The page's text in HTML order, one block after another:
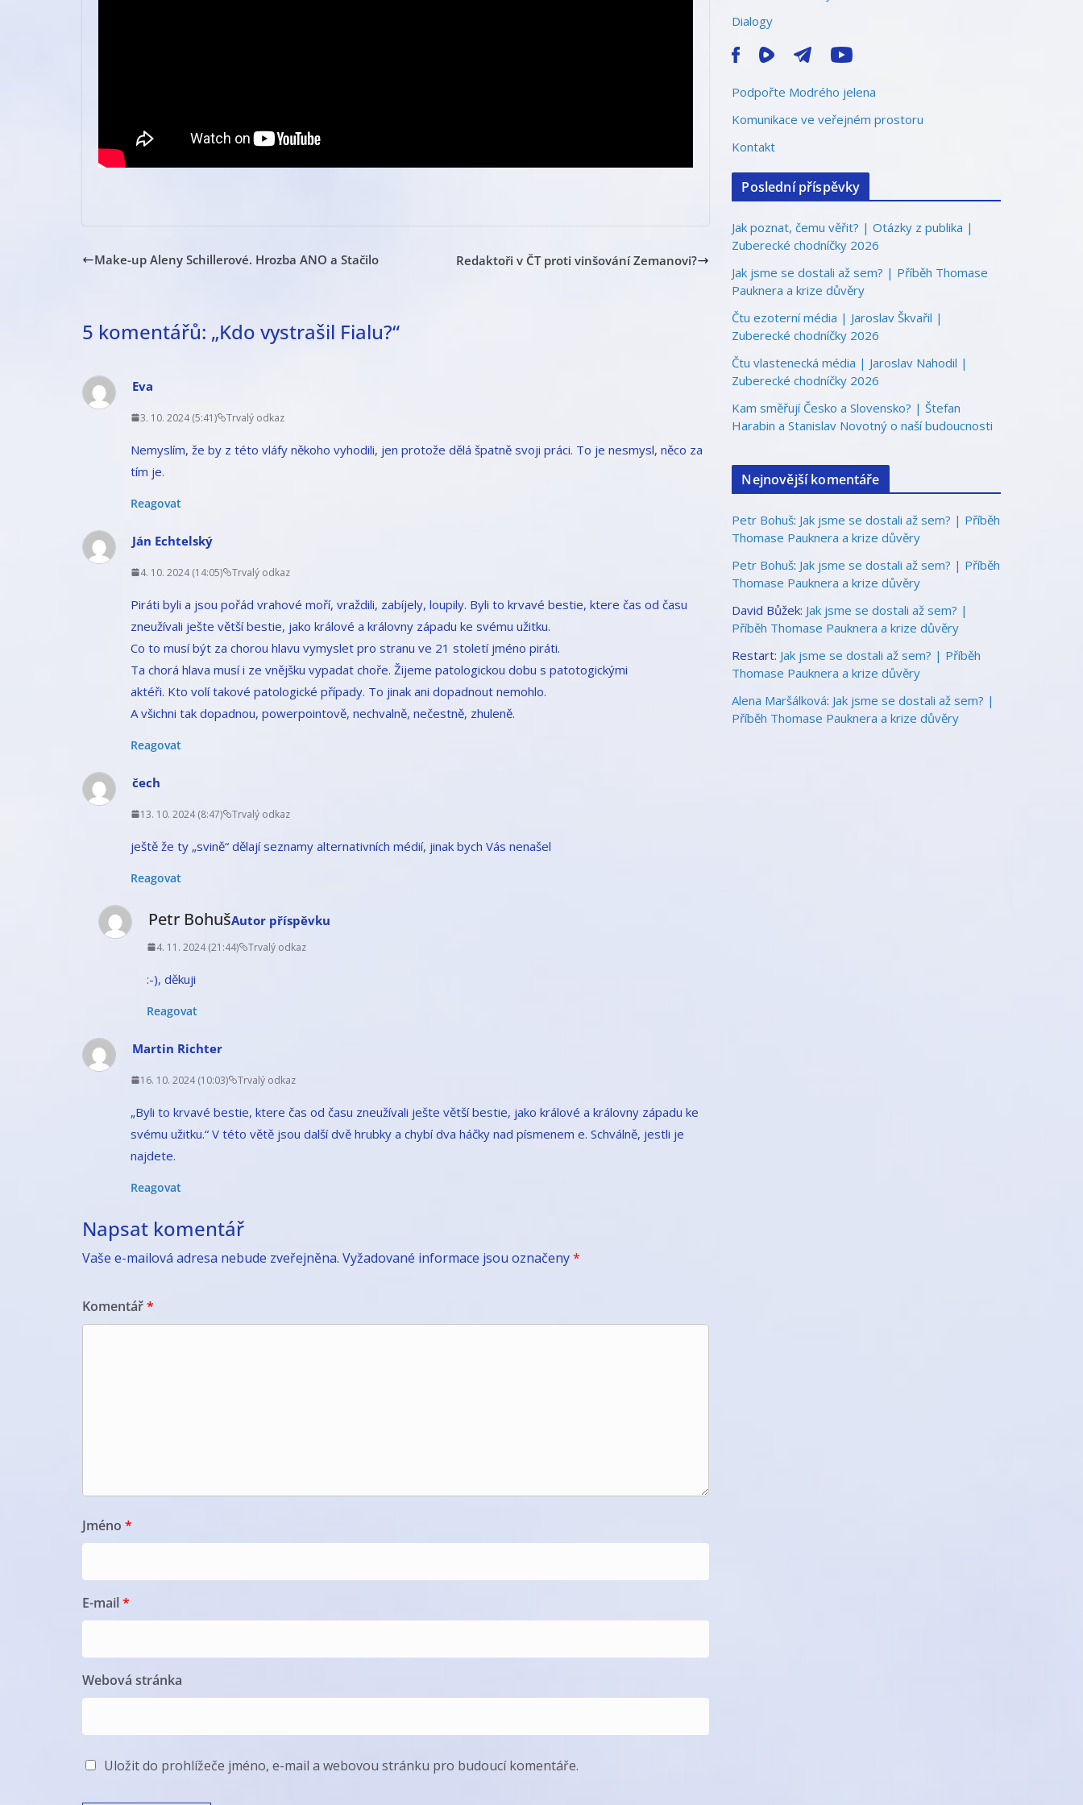
Make-up Aleny Schillerové. Hrozba ANO a Stačilo Redaktoři v ČT proti vinšování Zemanovi?
5 komentářů: „Kdo vystrašil Fialu?“
Eva
3. 10. 2024 (5:41) Trvalý odkaz
Nemyslím, že by z této vláfy někoho vyhodili, jen protože dělá špatně svoji práci. To je nesmysl, něco za
tím je.
Reagovat
Ján Echtelský
4. 10. 2024 (14:05) Trvalý odkaz
Piráti byli a jsou pořád vrahové moří, vraždili, zabíjely, loupily. Byli to krvavé bestie, ktere čas od času
zneužívali ješte větší bestie, jako králové a královny západu ke svému užitku.
Co to musí být za chorou hlavu vymyslet pro stranu ve 21 století jméno piráti.
Ta chorá hlava musí i ze vnějšku vypadat choře. Žijeme patologickou dobu s patotogickými
aktéři. Kto volí takové patologické případy. To jinak ani dopadnout nemohlo.
A všichni tak dopadnou, powerpointově, nechvalně, nečestně, zhuleně.
Reagovat
čech
13. 10. 2024 (8:47) Trvalý odkaz
ještě že ty „svině“ dělají seznamy alternativních médií, jinak bych Vás nenašel
Reagovat
Petr BohušAutor příspěvku
4. 11. 2024 (21:44) Trvalý odkaz
:-), děkuji
Reagovat
Martin Richter
16. 10. 2024 (10:03) Trvalý odkaz
„Byli to krvavé bestie, ktere čas od času zneužívali ješte větší bestie, jako králové a královny západu ke
svému užitku.“ V této větě jsou další dvě hrubky a chybí dva háčky nad písmenem e. Schválně, jestli je
najdete.
Reagovat
Napsat komentář
Vaše e-mailová adresa nebude zveřejněna. Vyžadované informace jsou označeny*
Komentář*
Jméno *
E-mail*
Webová stránka
Uložit do prohlížeče jméno, e-mail a webovou stránku pro budoucí komentáře.
Dialogy
Podpořte Modrého jelena
Komunikace ve veřejném prostoru
Kontakt
Poslední příspěvky
Jak poznat, čemu věřit? | Otázky z publika |
Zuberecké chodníčky 2026
Jak jsme se dostali až sem? | Příběh Thomase
Pauknera a krize důvěry
Čtu ezoterní média | Jaroslav Škvařil |
Zuberecké chodníčky 2026
Čtu vlastenecká média | Jaroslav Nahodil |
Zuberecké chodníčky 2026
Kam směřují Česko a Slovensko? | Štefan
Harabin a Stanislav Novotný o naší budoucnosti
Nejnovější komentáře
Petr Bohuš: Jak jsme se dostali až sem? | Příběh
Thomase Pauknera a krize důvěry
Petr Bohuš: Jak jsme se dostali až sem? | Příběh
Thomase Pauknera a krize důvěry
David Bůžek: Jak jsme se dostali až sem? |
Příběh Thomase Pauknera a krize důvěry
Restart: Jak jsme se dostali až sem? | Příběh
Thomase Pauknera a krize důvěry
Alena Maršálková: Jak jsme se dostali až sem? |
Příběh Thomase Pauknera a krize důvěry